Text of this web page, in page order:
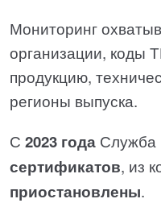
Мониторинг
организации, коды
продукцию,
регионы выпуска.
С 2023 года Служба
сертификатов, из
приостановлены.